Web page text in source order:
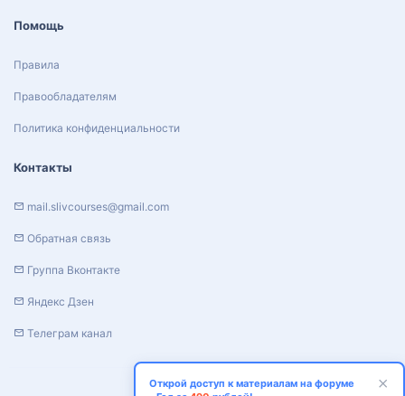
Помощь
Правила
Правообладателям
Политика конфиденциальности
Контакты
mail.slivcourses@gmail.com
Обратная связь
Группа Вконтакте
Яндекс Дзен
Телеграм канал
Открой доступ к материалам на форуме